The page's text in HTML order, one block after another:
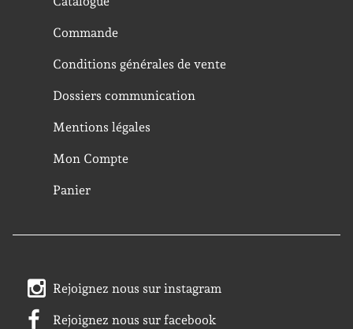
Commande
Conditions générales de vente
Dossiers communication
Mentions légales
Mon Compte
Panier
Rejoignez nous sur instagram
Rejoignez nous sur facebook